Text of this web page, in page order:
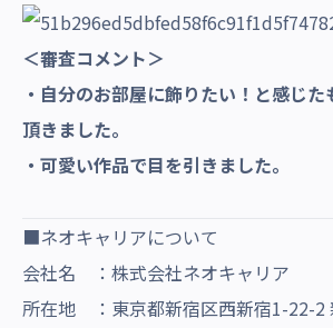
＜審査コメント＞
・自分のお部屋に飾りたい！と感じ
頂きました。
・可愛い作品で目を引きました。
■ネオキャリアについて
会社名 ：株式会社ネオキャリア
所在地 ：東京都新宿区西新宿1-22-2